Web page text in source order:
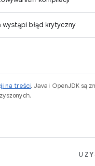
błąd krytyczny
na treści. Java i OpenJDK są